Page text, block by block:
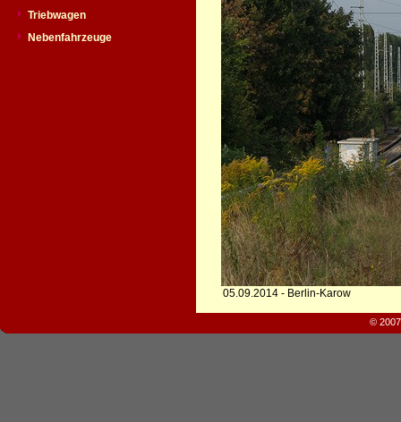
Triebwagen
Nebenfahrzeuge
05.09.2014 - Berlin-Karow
©